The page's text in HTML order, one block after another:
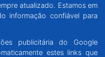
atualizado. Estamos em
informação confiável para
publicitária do Google
estes links que